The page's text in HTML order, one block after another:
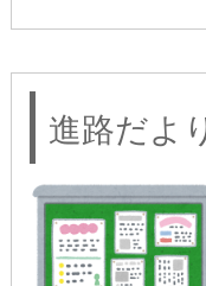
進路だよ